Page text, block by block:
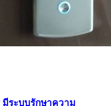
ระบบรักษาความ